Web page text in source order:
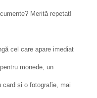
Merită repetat!
cel care apare imediat
monede, un
card și o fotografie, mai